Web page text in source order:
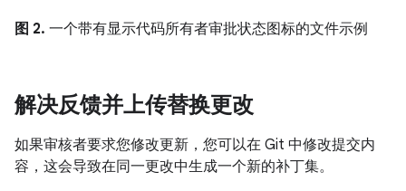
图 2. 一个带有显示代码所有者审批状态图标的文件示例
解决反馈并上传替换更改
如果审核者要求您修改更新，您可以在 Git 中修改提交内
容，这会导致在同一更改中生成一个新的补丁集。